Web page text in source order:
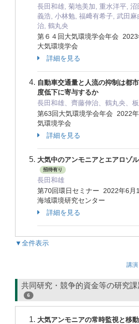
長田和雄, 菊地美加, 重水洋平, 沼
義浩, 小林勉, 福﨑有希子, 武田麻
治, 鶴丸央
第６４回大気環境学会年会 2023
大気環境学会
詳細を見る
自動車交通量と人流の抑制は都
度低下に寄与するか
長田和雄、齊藤伸治、鶴丸央、
第63回大気環境学会年会 2022
気環境学会
詳細を見る
大気中のアンモニアとエアロゾ
招待有り
長田和雄
第70回環日セミナー 2022年6月
海域環境研究センター
詳細を見る
▼全件表示
講
共同研究・競争的資金等の研究課
6
大気アンモニアの常時監視と移